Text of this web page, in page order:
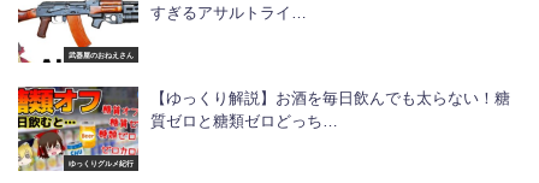
武器屋のおねえさん
すぎるアサルトライ…
ゆっくりグルメ紀行
【ゆっくり解説】お酒を毎日飲んでも太らない！糖
質ゼロと糖類ゼロどっち…